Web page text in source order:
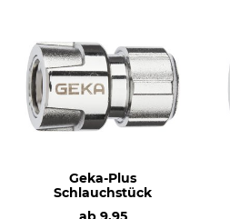
Geka-Plus
Schlauchstück